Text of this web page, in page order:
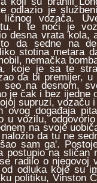
odlazio je
ličnog vozača.
I te noći je
desna vrata kola,
da sedne na
stotina metara
nemačka
koje je sa te
da bi premijer,
seo na desnom,
je čak i bez ijedne
supruzi, vozaču i
ovog događaja
u vozilu,
na svoje
da tu ne
sam ga'.
postupio na sličan
radilo o njegovoj
od odluka koje su
politiku, Vinston